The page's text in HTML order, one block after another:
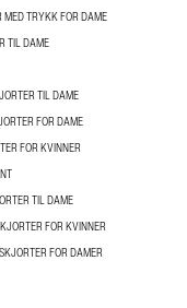
MED TRYKK FOR DAME
TIL DAME
TIL DAME
FOR DAME
FOR KVINNER
TIL DAME
FOR KVINNER
FOR DAMER